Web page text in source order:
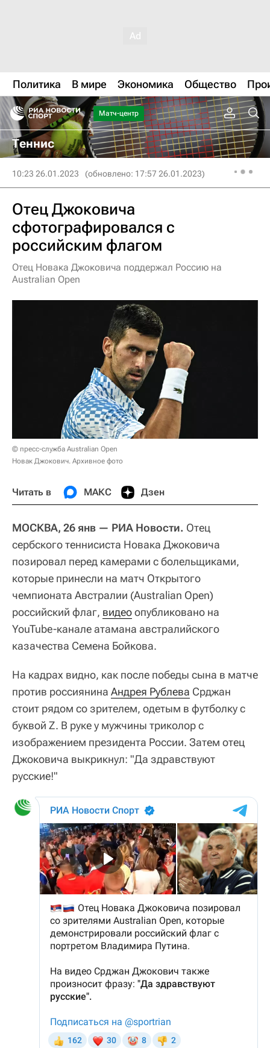
Политика В мире Экономика Общество
Матч-центр
Теннис
10:23 26.01.2023 (обновлено: 17:57 26.01.2023)
Отец Джоковича
сфотографировался с
российским флагом
Отец Новака Джоковича поддержал Россию на
Australian Open
© пресс-служба Australian Open
Новак Джокович. Архивное фото
Читать в МАКС Дзен
МОСКВА, 26 янв — РИА Новости. Отец
сербского теннисиста Новака Джоковича
позировал перед камерами с болельщиками,
которые принесли на матч Открытого
чемпионата Австралии (Australian Open)
российский флаг, видеоопубликовано на
YouTube-канале атамана австралийского
казачества Семена Бойкова.
На кадрах видно, как после победы сына в матче
против россиянина Андрея Рублева Срджан
стоит рядом со зрителем, одетым в футболку с
буквой Z. В руке у мужчины триколор с
изображением президента России. Затем отец
Джоковича выкрикнул: "Да здравствуют
русские!"